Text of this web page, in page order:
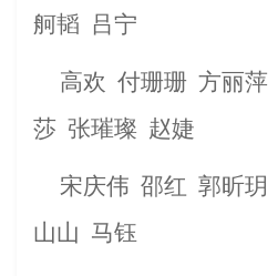
舸韬 吕宁
高欢 付珊珊 方丽萍
莎 张璀璨 赵婕
宋庆伟 邵红 郭昕玥
山山 马钰